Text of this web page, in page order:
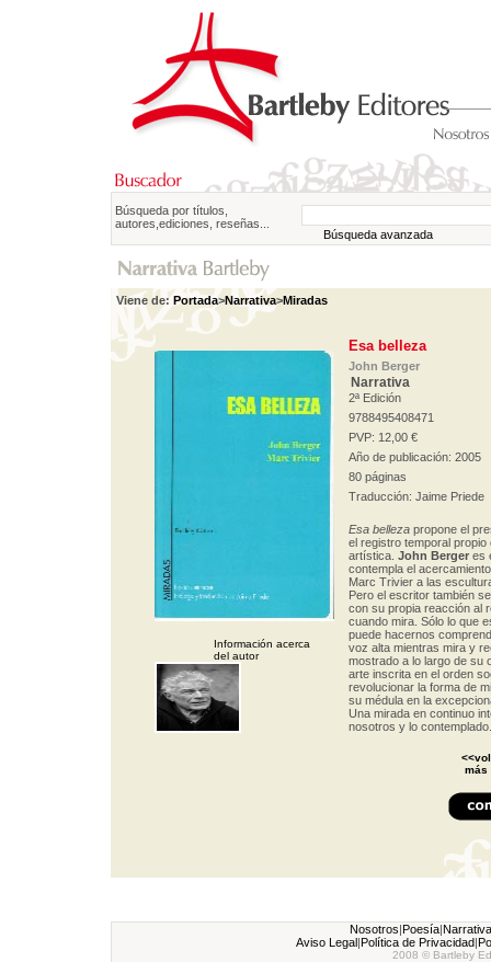
Búsqueda por títulos,
autores,ediciones, reseñas...
Búsqueda avanzada
Viene de:Portada>Narrativa>Miradas
Esa belleza
John Berger
Narrativa
2ª Edición
9788495408471
PVP: 12,00 €
Año de publicación: 2005
80 páginas
Traducción: Jaime Priede
Esa bellezapropone el
el registro temporal propio
artística. John Bergeres
contempla el
Marc Trivier a las
Pero el escritor también
con su propia reacción al
cuando mira. Sólo lo que
puede hacernos
voz alta mientras mira y
mostrado a lo largo de su
arte inscrita en el orden
revolucionar la forma de
su médula en la
Una mirada en continuo
nosotros y lo
Información acerca
del autor
más
Nosotros|Poesía|Narrativa
Aviso Legal|Política de Privacidad|
2008 © Bartleby